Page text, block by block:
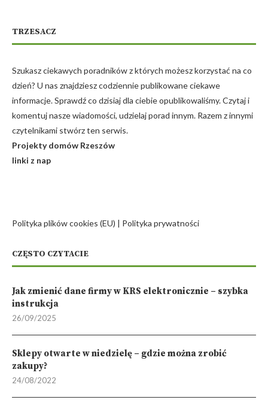
TRZESACZ
Szukasz ciekawych poradników z których możesz korzystać na co
dzień? U nas znajdziesz codziennie publikowane ciekawe
informacje. Sprawdź co dzisiaj dla ciebie opublikowaliśmy. Czytaj i
komentuj nasze wiadomości, udzielaj porad innym. Razem z innymi
czytelnikami stwórz ten serwis.
Projekty domów Rzeszów
linki z nap
Polityka plików cookies (EU) | Polityka prywatności
CZĘSTO CZYTACIE
Jak zmienić dane firmy w KRS elektronicznie – szybka
instrukcja
26/09/2025
Sklepy otwarte w niedzielę – gdzie można zrobić
zakupy?
24/08/2022